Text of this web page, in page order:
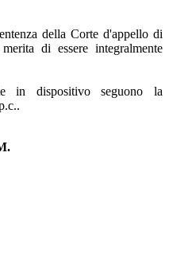
della Corte d'appello di
di essere integralmente
in dispositivo seguono la